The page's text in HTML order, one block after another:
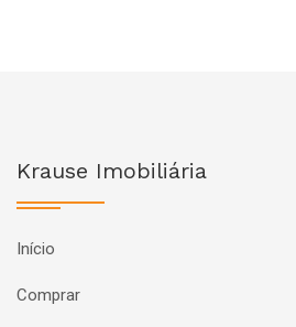
Krause Imobiliária
Início
Comprar